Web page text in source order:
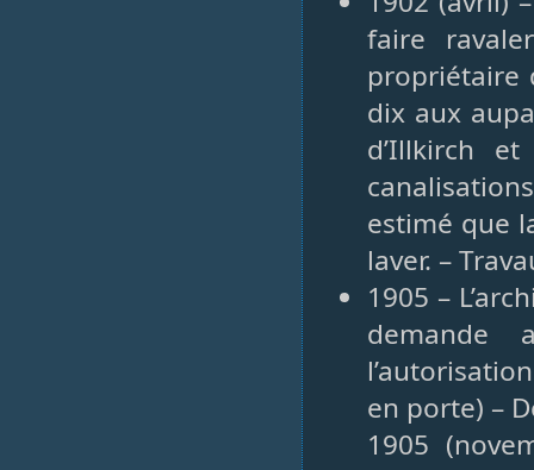
faire
propriétaire
dix aux
d’Illkirch
estimé que
laver. –
1905 –
demande
en porte) –
1905